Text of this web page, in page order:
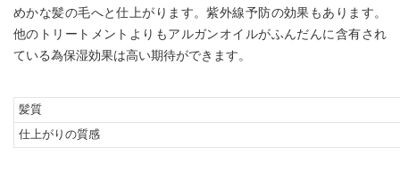
めかな髪の毛へと仕上がります。紫外線予防の効果もあります。
他のトリートメントよりもアルガンオイルがふんだんに含有され
ている為保湿効果は高い期待ができます。
髪質
仕上がりの質感